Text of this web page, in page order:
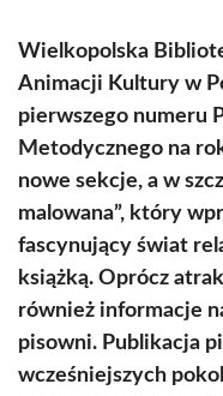
Wielkopolska
Animacji Kultury w
pierwszego numeru
Metodycznego na
nowe sekcje, a w
malowana”, który
fascynujący świat
książką. Oprócz
również informacje
pisowni. Publikacja
wcześniejszych